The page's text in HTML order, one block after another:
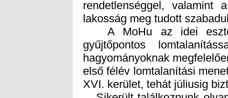
lakosság meg tudott
A MoHu az idei
gyűjtőpontos
hagyományoknak
első félév lomtalanítási
XVI. kerület, tehát júliusig